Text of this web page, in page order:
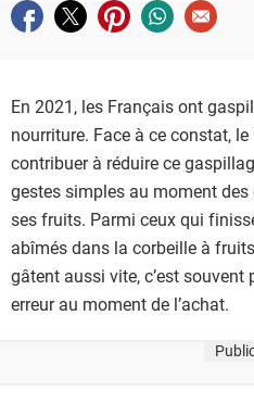
Partager sur facebook
Partager sur twitter
Partager sur pinterest
Partager sur
Envoyer
En 2021, les Français ont
nourriture. Face à ce constat,
contribuer à réduire ce
gestes simples au moment
ses fruits. Parmi ceux qui
abîmés dans la corbeille à
gâtent aussi vite, c’est souvent
erreur au moment de l’achat.